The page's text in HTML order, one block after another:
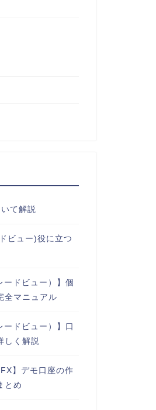
て解説
ビュー)役に立つ
ードビュー）】個
全マニュアル
ードビュー）】口
しく解説
】デモ口座の作
とめ